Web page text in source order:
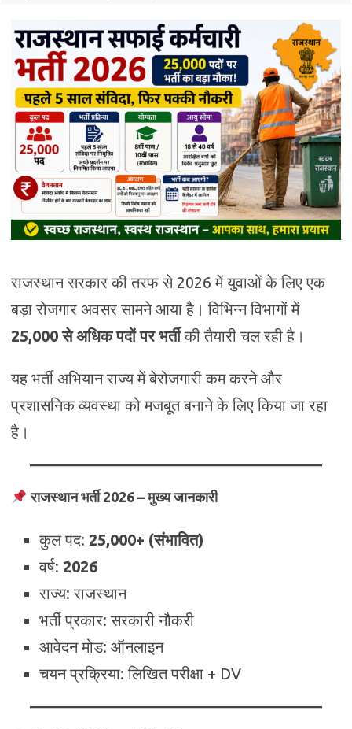
राजस्थान सरकार की तरफ से 2026 में युवाओं के लिए एक
बड़ा रोजगार अवसर सामने आया है। विभिन्न विभागों में
25,000 से अधिक पदों पर भर्तीकी तैयारी चल रही है।
यह भर्ती अभियान राज्य में बेरोजगारी कम करने और
प्रशासनिक व्यवस्था को मजबूत बनाने के लिए किया जा रहा
है।
राजस्थान भर्ती 2026 – मुख्य जानकारी
कुल पद: 25,000+ (संभावित)
वर्ष: 2026
राज्य: राजस्थान
भर्ती प्रकार: सरकारी नौकरी
आवेदन मोड: ऑनलाइन
चयन प्रक्रिया: लिखित परीक्षा + DV